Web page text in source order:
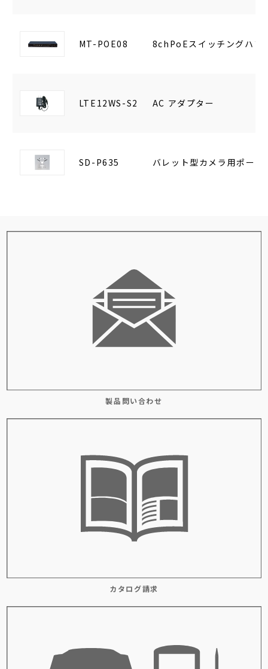
MT-POE08 8chPoEスイッチングハブ
LTE12WS-S2 AC アダプター
SD-P635 バレット型カメラ用ポール
製品問い合わせ
カタログ請求